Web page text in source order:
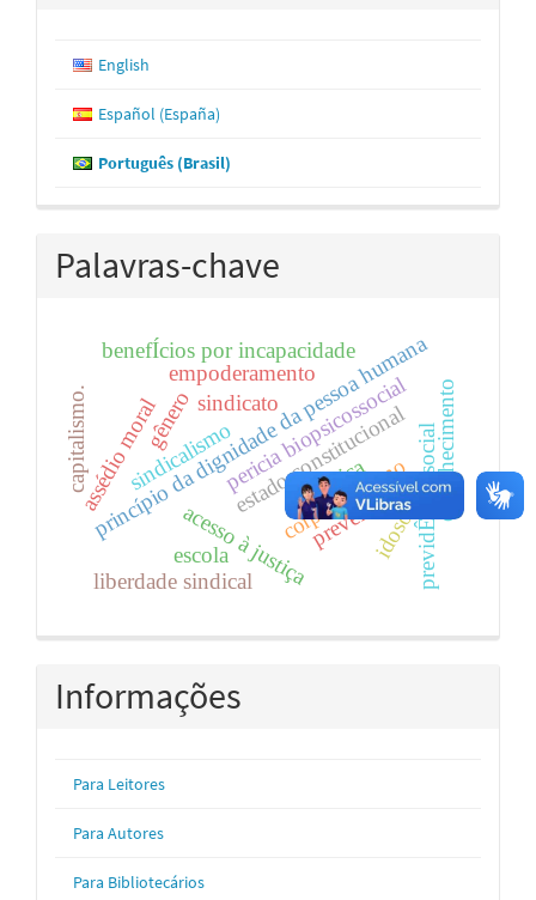
English
Español (España)
Português (Brasil)
Palavras-chave
princípio da dignidade da pessoa humana
corporativismo
acesso à justiça
liberdade sindical
sindicato
previdÊncia social
benefÍcios por incapacidade
pericia biopsicossocial envelhecimento
sindicalismoestado constitucional
empoderamento
prevenção.
Ética
idoso
assédio moral
capitalismo. gênero
escola
Informações
Para Leitores
Para Autores
Para Bibliotecários